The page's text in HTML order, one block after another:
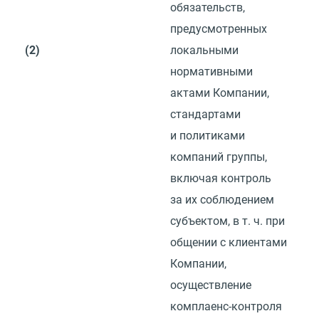
(2)
обязательств,
предусмотренных
локальными
нормативными
актами Компании,
стандартами
и политиками
компаний группы,
включая контроль
за их соблюдением
субъектом, в т. ч. при
общении с клиентами
Компании,
осуществление
комплаенс-контроля